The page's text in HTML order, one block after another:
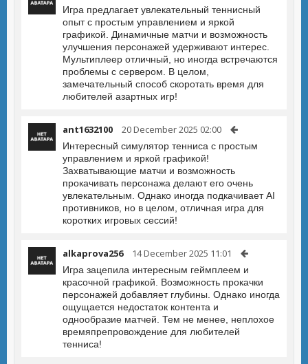
Игра предлагает увлекательный теннисный
опыт с простым управлением и яркой
графикой. Динамичные матчи и возможность
улучшения персонажей удерживают интерес.
Мультиплеер отличный, но иногда встречаются
проблемы с сервером. В целом,
замечательный способ скоротать время для
любителей азартных игр!
ant1632100 20 December 2025 02:00
Интересный симулятор тенниса с простым
управлением и яркой графикой!
Захватывающие матчи и возможность
прокачивать персонажа делают его очень
увлекательным. Однако иногда подкачивает AI
противников, но в целом, отличная игра для
коротких игровых сессий!
alkaprova256 14 December 2025 11:01
Игра зацепила интересным геймплеем и
красочной графикой. Возможность прокачки
персонажей добавляет глубины. Однако иногда
ощущается недостаток контента и
однообразие матчей. Тем не менее, неплохое
времяпрепровождение для любителей
тенниса!